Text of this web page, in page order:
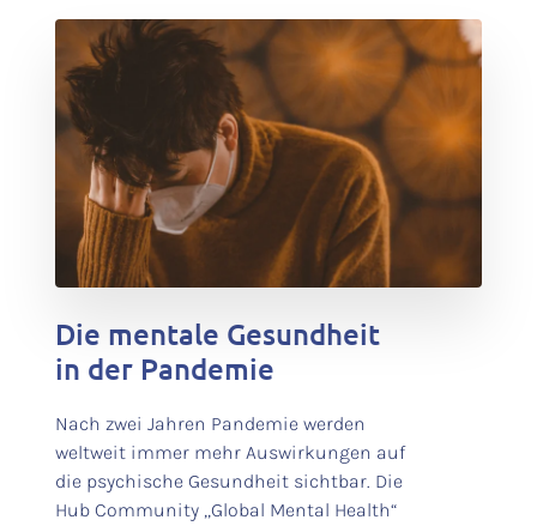
test
Die mentale Gesundheit
in der Pandemie
Nach zwei Jahren Pandemie werden
weltweit immer mehr Auswirkungen auf
die psychische Gesundheit sichtbar. Die
Hub Community „Global Mental Health“